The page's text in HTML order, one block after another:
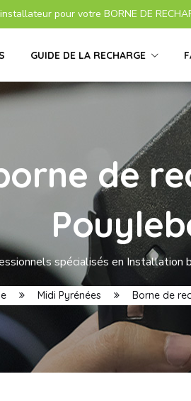
pour votre BORNE DE
GUIDE DE LA RECHARGE
de
spécialisés en Installation
Midi Pyrénées Borne de